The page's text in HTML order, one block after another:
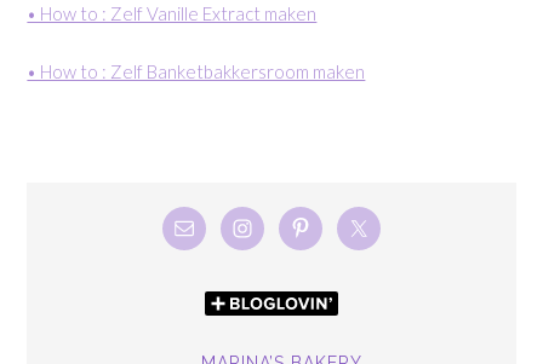
• How to : Zelf Vanille Extract maken
• How to : Zelf Banketbakkersroom maken